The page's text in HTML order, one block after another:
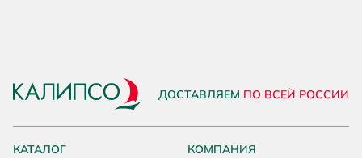
ДОСТАВЛЯЕМ ПО ВСЕЙ РОССИИ
КАТАЛОГ
КОМПАНИЯ